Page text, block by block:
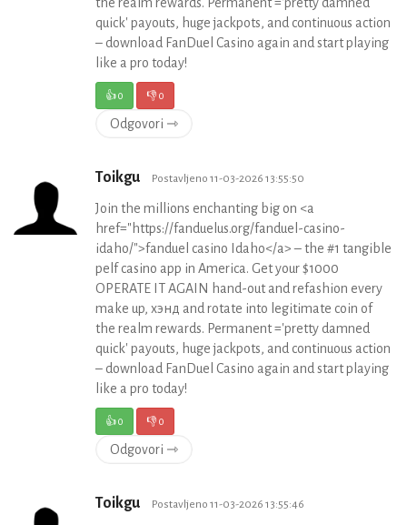
quick' payouts, huge jackpots, and continuous action
– download FanDuel Casino again and start playing
like a pro today!
👍0 👎0
Odgovori ⇾
Toikgu Postavljeno 11-03-2026 13:55:50
Join the millions enchanting big on <a
href="https://fanduelus.org/fanduel-casino-
idaho/">fanduel casino Idaho</a> – the #1 tangible
pelf casino app in America. Get your $1000
OPERATE IT AGAIN hand-out and refashion every
make up, хэнд and rotate into legitimate coin of
the realm rewards. Permanent ='pretty damned
quick' payouts, huge jackpots, and continuous action
– download FanDuel Casino again and start playing
like a pro today!
👍0 👎0
Odgovori ⇾
Toikgu Postavljeno 11-03-2026 13:55:46